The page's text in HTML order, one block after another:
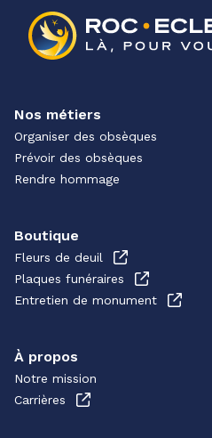
Nos métiers
Organiser des obsèques
Prévoir des obsèques
Rendre hommage
Boutique
Fleurs de deuil
Plaques funéraires
Entretien de monument
À propos
Notre mission
Carrières